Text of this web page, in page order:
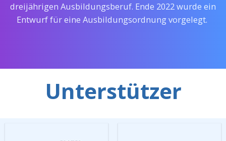
dreijährigen Ausbildungsberuf. Ende 2022 wurde ein
Entwurf für eine Ausbildungsordnung vorgelegt.
Unterstützer